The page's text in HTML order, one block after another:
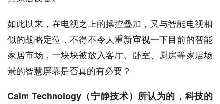
如此以来，在电视之上的操控叠加，又与智能电视相
似的战略定位，不得不令人重新审视一下目前的智能
家居市场，一块块被放入客厅、卧室、厨房等家居场
景的智慧屏幕是否真的有必要？
Calm Technology（宁静技术）所认为的，科技的